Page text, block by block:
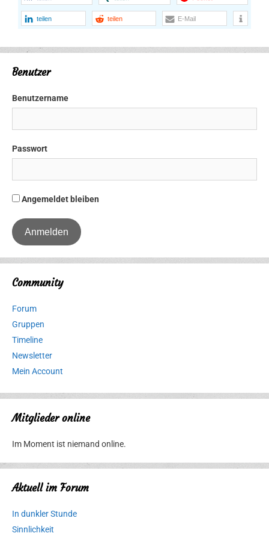
teilen teilen E-Mail
Benutzer
Benutzername
Passwort
Angemeldet bleiben
Community
Forum
Gruppen
Timeline
Newsletter
Mein Account
Mitglieder online
Im Moment ist niemand online.
Aktuell im Forum
In dunkler Stunde
Sinnlichkeit